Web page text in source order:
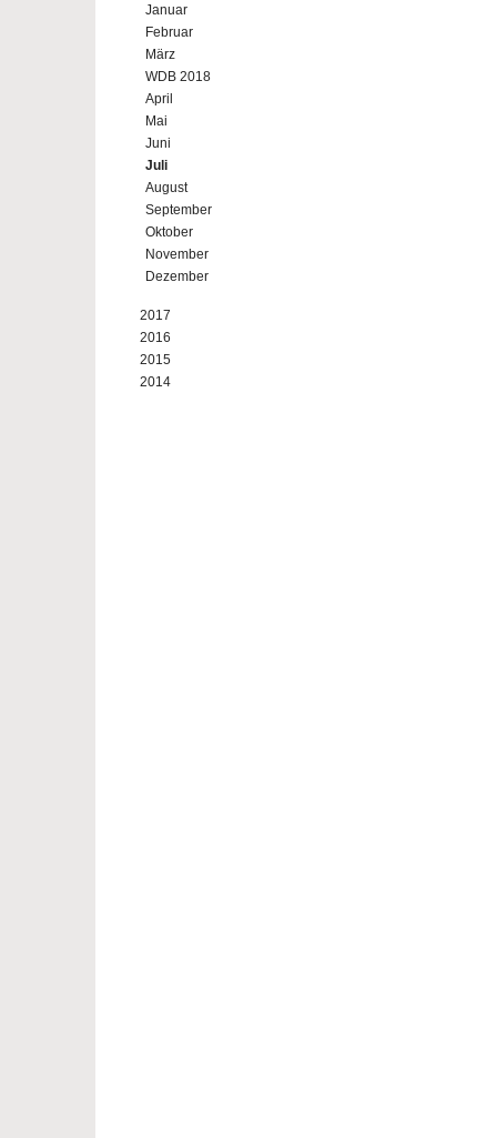
Januar
Februar
März
WDB 2018
April
Mai
Juni
Juli
August
September
Oktober
November
Dezember
2017
2016
2015
2014